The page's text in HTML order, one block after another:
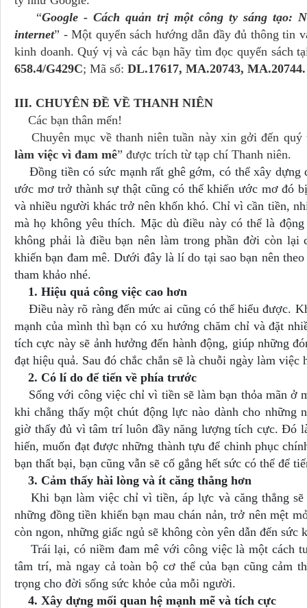
“Google - Cách quản trị một công ty sáng tạo:
internet” - Một quyển sách hướng dẫn đầy đủ thông tin
kinh doanh. Quý vị và các bạn hãy tìm đọc quyển sách
658.4/G429C; Mã số: DL.17617, MA.20743, MA.20744.
III. CHUYÊN ĐỀ VỀ THANH NIÊN
Các bạn thân mến!
Chuyên mục về thanh niên tuần này xin gởi đến quý
làm việc vì đam mê” được trích từ tạp chí Thanh niên.
Đồng tiền có sức mạnh rất ghê gớm, có thể xây dựng
ước mơ trở thành sự thật cũng có thể khiến ước mơ đó
và nhiều người khác trở nên khốn khó. Chỉ vì cần tiền,
mà họ không yêu thích. Mặc dù điều này có thể là
không phải là điều bạn nên làm trong phần đời còn
khiến bạn đam mê. Dưới đây là lí do tại sao bạn nên
tham khảo nhé.
1. Hiệu quả công việc cao hơn
Điều này rõ ràng đến mức ai cũng có thể hiểu được.
mạnh của mình thì bạn có xu hướng chăm chỉ và đặt
tích cực này sẽ ảnh hưởng đến hành động, giúp những
đạt hiệu quả. Sau đó chắc chắn sẽ là chuỗi ngày làm việc
2. Có lí do để tiến về phía trước
Sống với công việc chỉ vì tiền sẽ làm bạn thỏa mãn ở
khi chẳng thấy một chút động lực nào dành cho những
giờ thấy đủ vì tâm trí luôn đầy năng lượng tích cực. Đó
hiến, muốn đạt được những thành tựu để chinh phục
bạn thất bại, bạn cũng vẫn sẽ cố gắng hết sức có thể để
3. Cảm thấy hài lòng và ít căng thẳng hơn
Khi bạn làm việc chỉ vì tiền, áp lực và căng thẳng sẽ
những đồng tiền khiến bạn mau chán nản, trở nên mệt
còn ngon, những giấc ngủ sẽ không còn yên dẫn đến sức
Trái lại, có niềm đam mê với công việc là một cách
tâm trí, mà ngay cả toàn bộ cơ thể của bạn cũng cảm
trọng cho đời sống sức khỏe của mỗi người.
4. Xây dựng mối quan hệ mạnh mẽ và tích cực